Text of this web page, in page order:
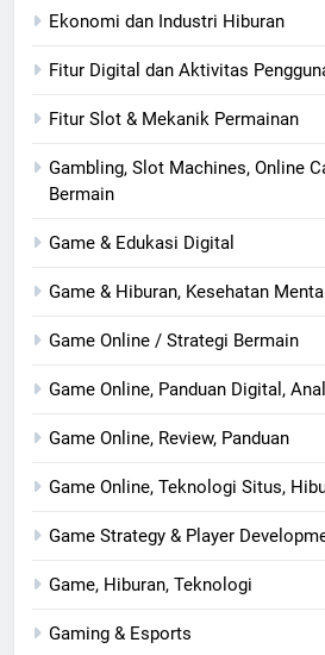
Ekonomi dan Industri Hiburan
Fitur Digital dan Aktivitas
Fitur Slot & Mekanik Permainan
Gambling, Slot Machines, Online
Bermain
Game & Edukasi Digital
Game & Hiburan, Kesehatan Mental
Game Online / Strategi Bermain
Game Online, Panduan Digital,
Game Online, Review, Panduan
Game Online, Teknologi Situs,
Game Strategy & Player
Game, Hiburan, Teknologi
Gaming & Esports